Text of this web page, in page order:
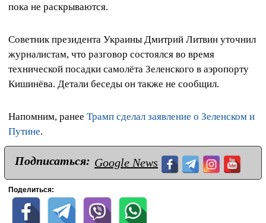
пока не раскрываются.
Советник президента Украины Дмитрий Литвин уточнил
журналистам, что разговор состоялся во время
технической посадки самолёта Зеленского в аэропорту
Кишинёва. Детали беседы он также не сообщил.
Напомним, ранее Трамп сделал заявление о Зеленском и
Путине.
Подписаться: Google News
Поделиться: